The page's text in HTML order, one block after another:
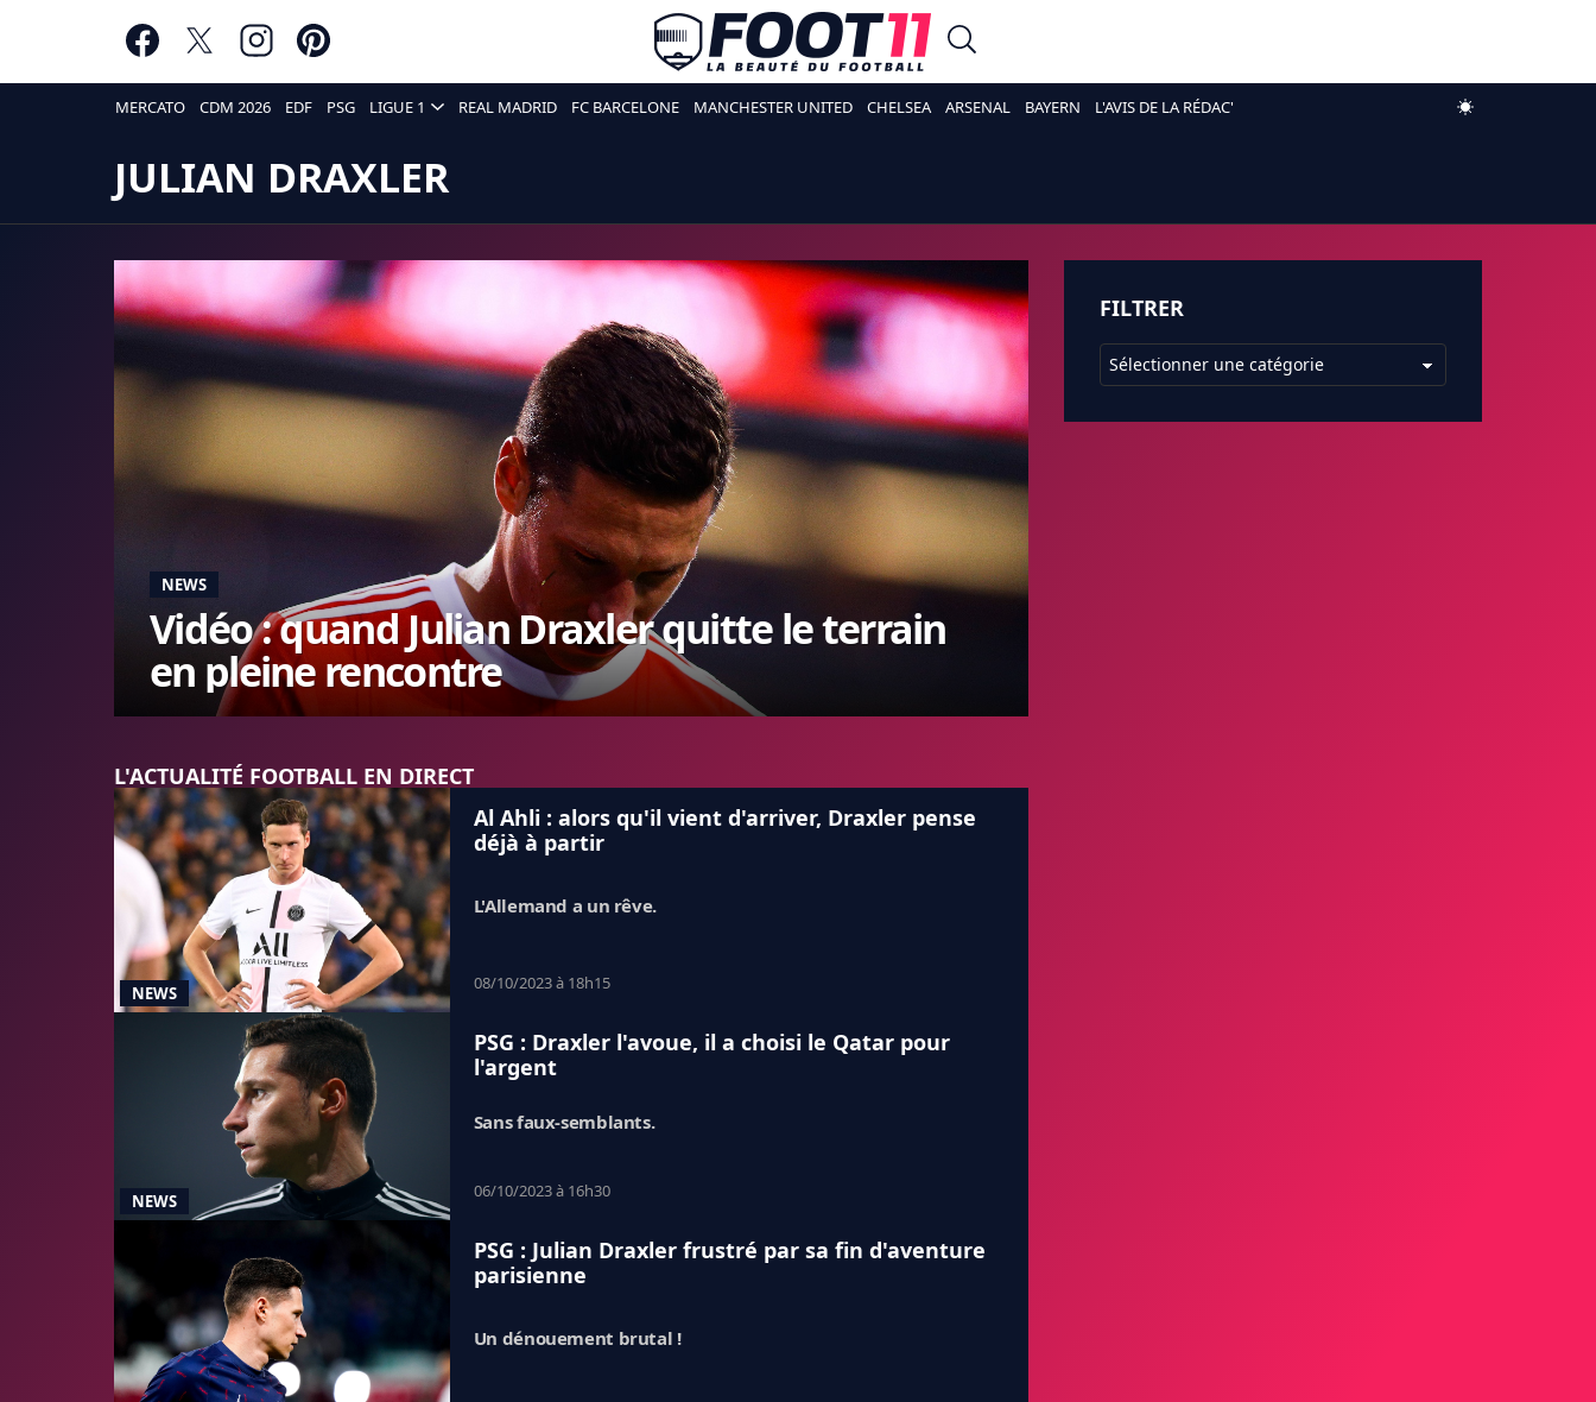
MERCATO CDM 2026 EDF PSG LIGUE 1 REAL MADRID FC BARCELONE MANCHESTER UNITED CHELSEA ARSENAL BAYERN L'AVIS DE LA RÉDAC'
JULIAN DRAXLER
NEWS
Vidéo : quand Julian Draxler quitte le terrain
en pleine rencontre
L'ACTUALITÉ FOOTBALL EN DIRECT
NEWS
Al Ahli : alors qu'il vient d'arriver, Draxler pense
déjà à partir
L'Allemand a un rêve.
08/10/2023 à 18h15
NEWS
PSG : Draxler l'avoue, il a choisi le Qatar pour
l'argent
Sans faux-semblants.
06/10/2023 à 16h30
PSG : Julian Draxler frustré par sa fin d'aventure
parisienne
Un dénouement brutal !
FILTRER